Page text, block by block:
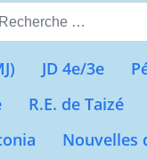
JD 4e/3e
R.E. de Taizé
Nouvelles